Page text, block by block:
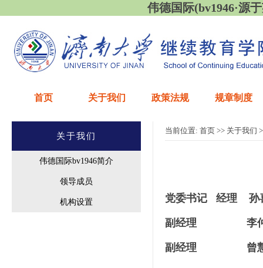
伟德国际(bv1946·源
首页 关于我们 政策法规 规章制度
关于我们
伟德国际bv1946简介
领导成员
机构设置
当前位置: 首页 >> 关于我们
党委书记 经理 孙
副经理 李仲
副经理 曾